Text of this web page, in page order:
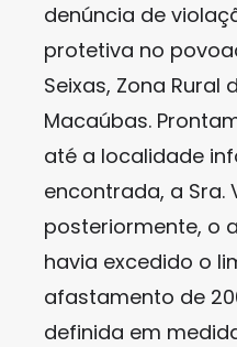
denúncia de
protetiva no
Seixas, Zona Rural
Macaúbas.
até a localidade
encontrada, a Sra.
posteriormente, o
havia excedido o
afastamento de
definida em